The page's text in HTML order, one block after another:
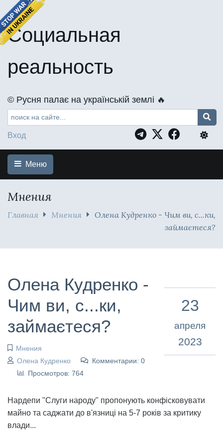
Социальная
реальность
©️ Русня палає на українській землі 🔥
Вход
Меню
Мнения
Главная Мнения
Олена Кудренко - Чим ви, с...ки,
займаєтеся?
Олена Кудренко -
Чим ви, с...ки,
займаєтеся?
Мнения
Олена Кудренко
Комментарии: 0
Просмотров: 764
23
апреля
2023
Нардепи "Слуги народу" пропонують конфісковувати
майно та саджати до в'язниці на 5-7 років за критику
влади...